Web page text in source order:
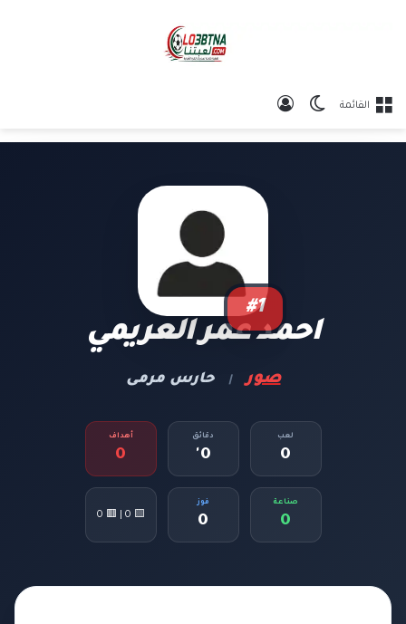
القائمة الوضع المظلم
#1
احمد عمر العريمي
صور | حارس مرمى
لعب
0
دقائق
0'
أهداف
0
صناعة
0
فوز
0
🟨 0 | 🟥 0